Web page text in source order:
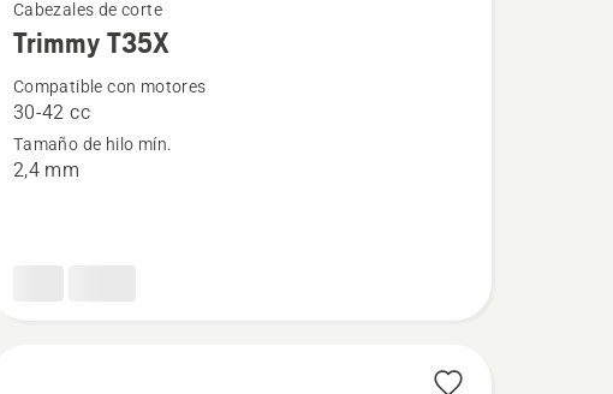
más
detalles
sobre
T35X
Cabezales de corte
Trimmy T35X
Compatible con motores
30-42 cc
Tamaño de hilo mín.
2,4 mm